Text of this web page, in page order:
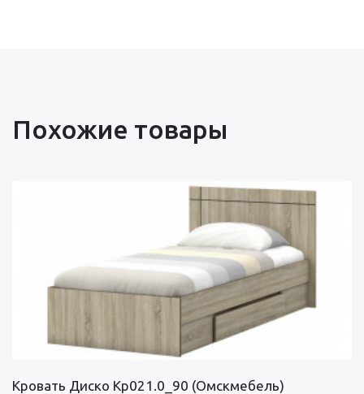
Похожие товары
Кровать Диско Кр021.0_90 (Омскмебель)